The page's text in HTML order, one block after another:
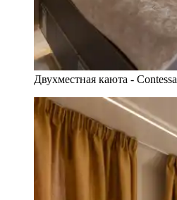
Двухместная каюта - Contessa